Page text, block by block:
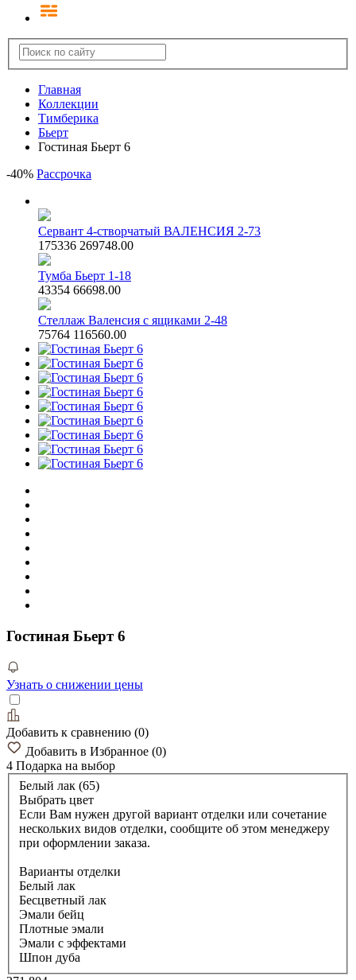
Главная
Коллекции
Тимберика
Бьерт
Гостиная Бьерт 6
-40% Рассрочка
Сервант 4-створчатый ВАЛЕНСИЯ 2-73
175336 269748.00
Тумба Бьерт 1-18
43354 66698.00
Стеллаж Валенсия с ящиками 2-48
75764 116560.00
Гостиная Бьерт 6
Узнать о снижении цены
Добавить к сравнению (0)
Добавить в Избранное (0)
4 Подарка на выбор
Белый лак (65)
Выбрать цвет
Если Вам нужен другой вариант отделки или сочетание
нескольких видов отделки, сообщите об этом менеджеру
при оформлении заказа.
Варианты отделки
Белый лак
Бесцветный лак
Эмали бейц
Плотные эмали
Эмали с эффектами
Шпон дуба